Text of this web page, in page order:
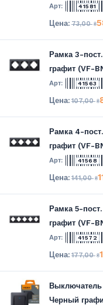
41581
73,00₴
Рамка 3-
графит (VF-
41563
107,00₴
Рамка 4-
графит (VF-
41568
141,00₴
Рамка 5-
графит (VF-
41572
177,00₴
Выключатель
Черный